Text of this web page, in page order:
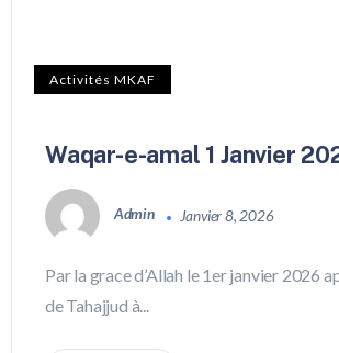
Activités MKAF
Waqar-e-amal 1 Janvier
Admin Janvier 8, 2026
Par la grace d’Allah le 1er janvier 2026
de Tahajjud à...